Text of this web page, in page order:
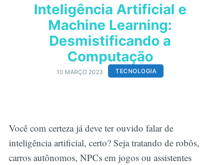
Inteligência Artificial e
Machine Learning:
Desmistificando a
Computação
10 MARÇO 2023 TECNOLOGIA
Você com certeza já deve ter ouvido falar de
inteligência artificial, certo? Seja tratando de robôs,
carros autônomos, NPCs em jogos ou assistentes